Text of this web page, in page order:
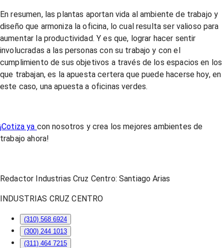
En resumen, las plantas aportan vida al ambiente de trabajo y
diseño que armoniza la oficina, lo cual resulta ser valioso para
aumentar la productividad. Y es que, lograr hacer sentir
involucradas a las personas con su trabajo y con el
cumplimiento de sus objetivos a través de los espacios en los
que trabajan, es la apuesta certera que puede hacerse hoy, en
este caso, una apuesta a oficinas verdes.
¡Cotiza ya con nosotros y crea los mejores ambientes de
trabajo ahora!
Redactor Industrias Cruz Centro: Santiago Arias
INDUSTRIAS CRUZ CENTRO
(310) 568 6924
(300) 244 1013
(311) 464 7215